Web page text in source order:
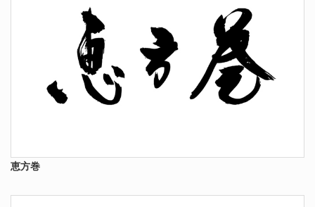
恵方巻